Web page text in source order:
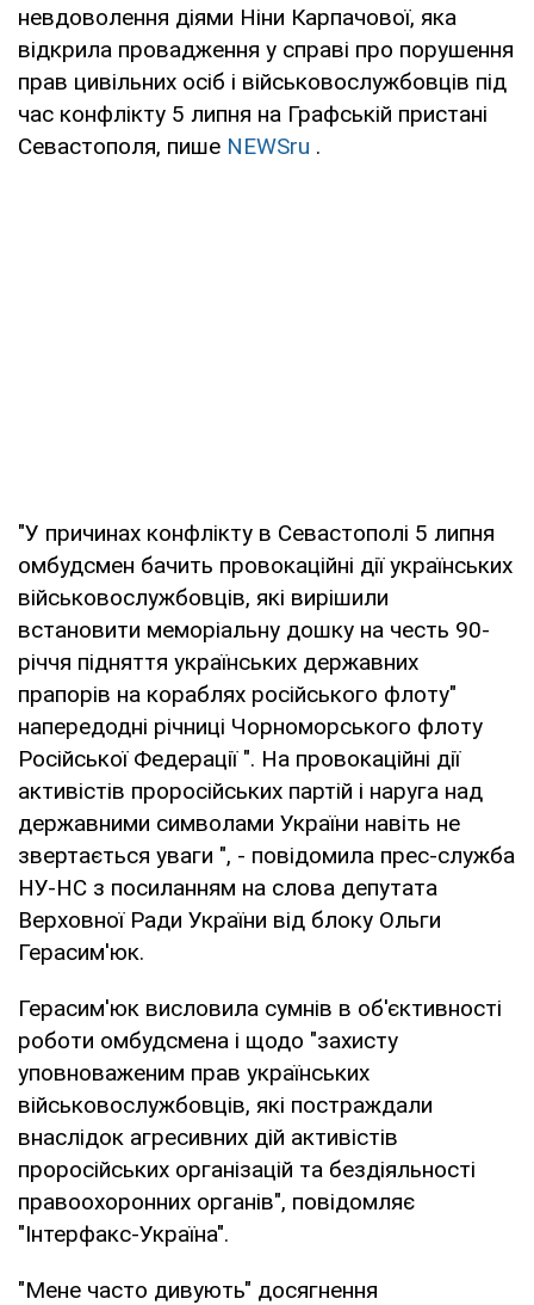
невдоволення діями Ніни Карпачової, яка
відкрила провадження у справі про порушення
прав цивільних осіб і військовослужбовців під
час конфлікту 5 липня на Графській пристані
Севастополя, пише NEWSru .
"У причинах конфлікту в Севастополі 5 липня
омбудсмен бачить провокаційні дії українських
військовослужбовців, які вирішили
встановити меморіальну дошку на честь 90-
річчя підняття українських державних
прапорів на кораблях російського флоту"
напередодні річниці Чорноморського флоту
Російської Федерації ". На провокаційні дії
активістів проросійських партій і наруга над
державними символами України навіть не
звертається уваги ", - повідомила прес-служба
НУ-НС з посиланням на слова депутата
Верховної Ради України від блоку Ольги
Герасим'юк.
Герасим'юк висловила сумнів в об'єктивності
роботи омбудсмена і щодо "захисту
уповноваженим прав українських
військовослужбовців, які постраждали
внаслідок агресивних дій активістів
проросійських організацій та бездіяльності
правоохоронних органів", повідомляє
"Інтерфакс-Україна".
"Мене часто дивують" досягнення